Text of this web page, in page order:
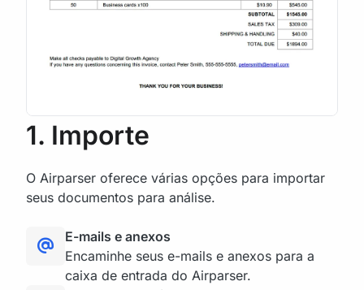
1. Importe
O Airparser oferece várias opções para importar
seus documentos para análise.
E-mails e anexos
Encaminhe seus e-mails e anexos para a
caixa de entrada do Airparser.